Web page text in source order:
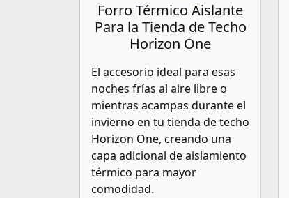
Forro Térmico Aislante
Para la Tienda de Techo
Horizon One
El accesorio ideal para esas
noches frías al aire libre o
mientras acampas durante el
invierno en tu tienda de techo
Horizon One, creando una
capa adicional de aislamiento
térmico para mayor
comodidad.